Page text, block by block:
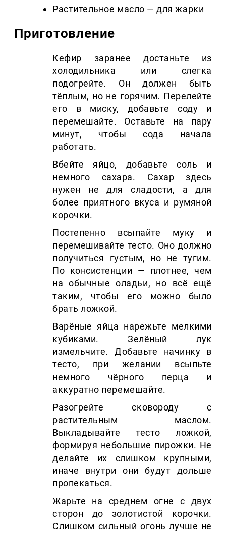
Растительное масло — для жарки
Приготовление
Кефир заранее достаньте из
холодильника или слегка
подогрейте. Он должен быть
тёплым, но не горячим. Перелейте
его в миску, добавьте соду и
перемешайте. Оставьте на пару
минут, чтобы сода начала
работать.
Вбейте яйцо, добавьте соль и
немного сахара. Сахар здесь
нужен не для сладости, а для
более приятного вкуса и румяной
корочки.
Постепенно всыпайте муку и
перемешивайте тесто. Оно должно
получиться густым, но не тугим.
По консистенции — плотнее, чем
на обычные оладьи, но всё ещё
таким, чтобы его можно было
брать ложкой.
Варёные яйца нарежьте мелкими
кубиками. Зелёный лук
измельчите. Добавьте начинку в
тесто, при желании всыпьте
немного чёрного перца и
аккуратно перемешайте.
Разогрейте сковороду с
растительным маслом.
Выкладывайте тесто ложкой,
формируя небольшие пирожки. Не
делайте их слишком крупными,
иначе внутри они будут дольше
пропекаться.
Жарьте на среднем огне с двух
сторон до золотистой корочки.
Слишком сильный огонь лучше не